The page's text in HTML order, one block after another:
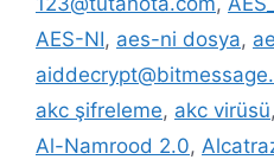
AES-NI, aes-ni dosya,
akc şifreleme, akc virüsü,
Al-Namrood 2.0,